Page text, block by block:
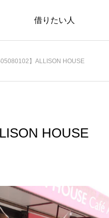
借りたい人
/home/nimosaku/
】ALLISON HOUSE
HOUSE